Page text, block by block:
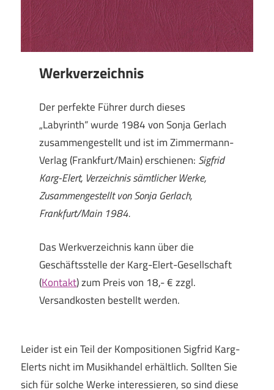
Werkverzeichnis
Der perfekte Führer durch dieses
„Labyrinth“ wurde 1984 von Sonja Gerlach
zusammengestellt und ist im Zimmermann-
Verlag (Frankfurt/Main) erschienen: Sigfrid
Karg-Elert, Verzeichnis sämtlicher Werke,
Zusammengestellt von Sonja Gerlach,
Frankfurt/Main 1984.
Das Werkverzeichnis kann über die
Geschäftsstelle der Karg-Elert-Gesellschaft
(Kontakt) zum Preis von 18,- € zzgl.
Versandkosten bestellt werden.
Leider ist ein Teil der Kompositionen Sigfrid Karg-
Elerts nicht im Musikhandel erhältlich. Sollten Sie
sich für solche Werke interessieren, so sind diese